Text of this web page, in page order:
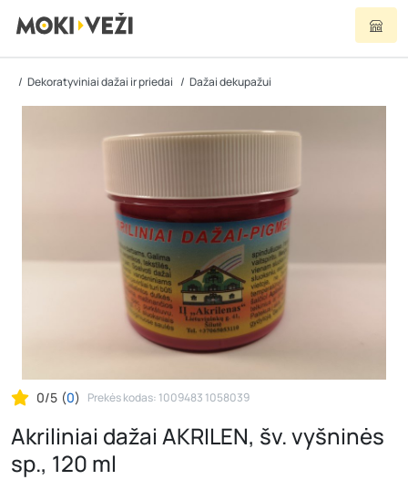
Dekoratyviniai dažai ir priedai Dažai dekupažui
0/5 (0) Prekės kodas: 1009483 1058039
Akriliniai dažai AKRILEN, šv. vyšninės
sp., 120 ml